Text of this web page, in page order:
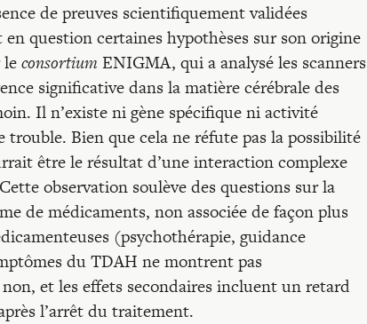
de preuves scientifiquement validées
question certaines hypothèses sur son origine
leconsortium ENIGMA, qui a analysé les scanners
significative dans la matière cérébrale des
Il n’existe ni gène spécifique ni activité
Bien que cela ne réfute pas la possibilité
être le résultat d’une interaction complexe
observation soulève des questions sur la
de médicaments, non associée de façon plus
(psychothérapie, guidance
du TDAH ne montrent pas
et les effets secondaires incluent un retard
l’arrêt du traitement.